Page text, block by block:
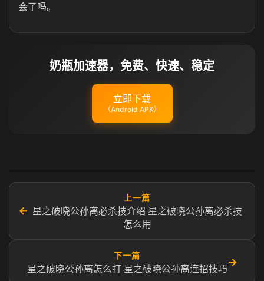
会了吗。
奶瓶加速器，免费、快速、稳定
立即下载
（Android APK）
←
上一篇
星之破晓公孙离必杀技介绍 星之破晓公孙离必杀技
怎么用
下一篇
星之破晓公孙离怎么打 星之破晓公孙离连招技巧
→